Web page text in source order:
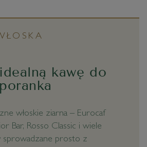
kawę do
włoskie ziarna – Eurocaf
Bar, Rosso Classic i wiele
sprowadzane prosto z